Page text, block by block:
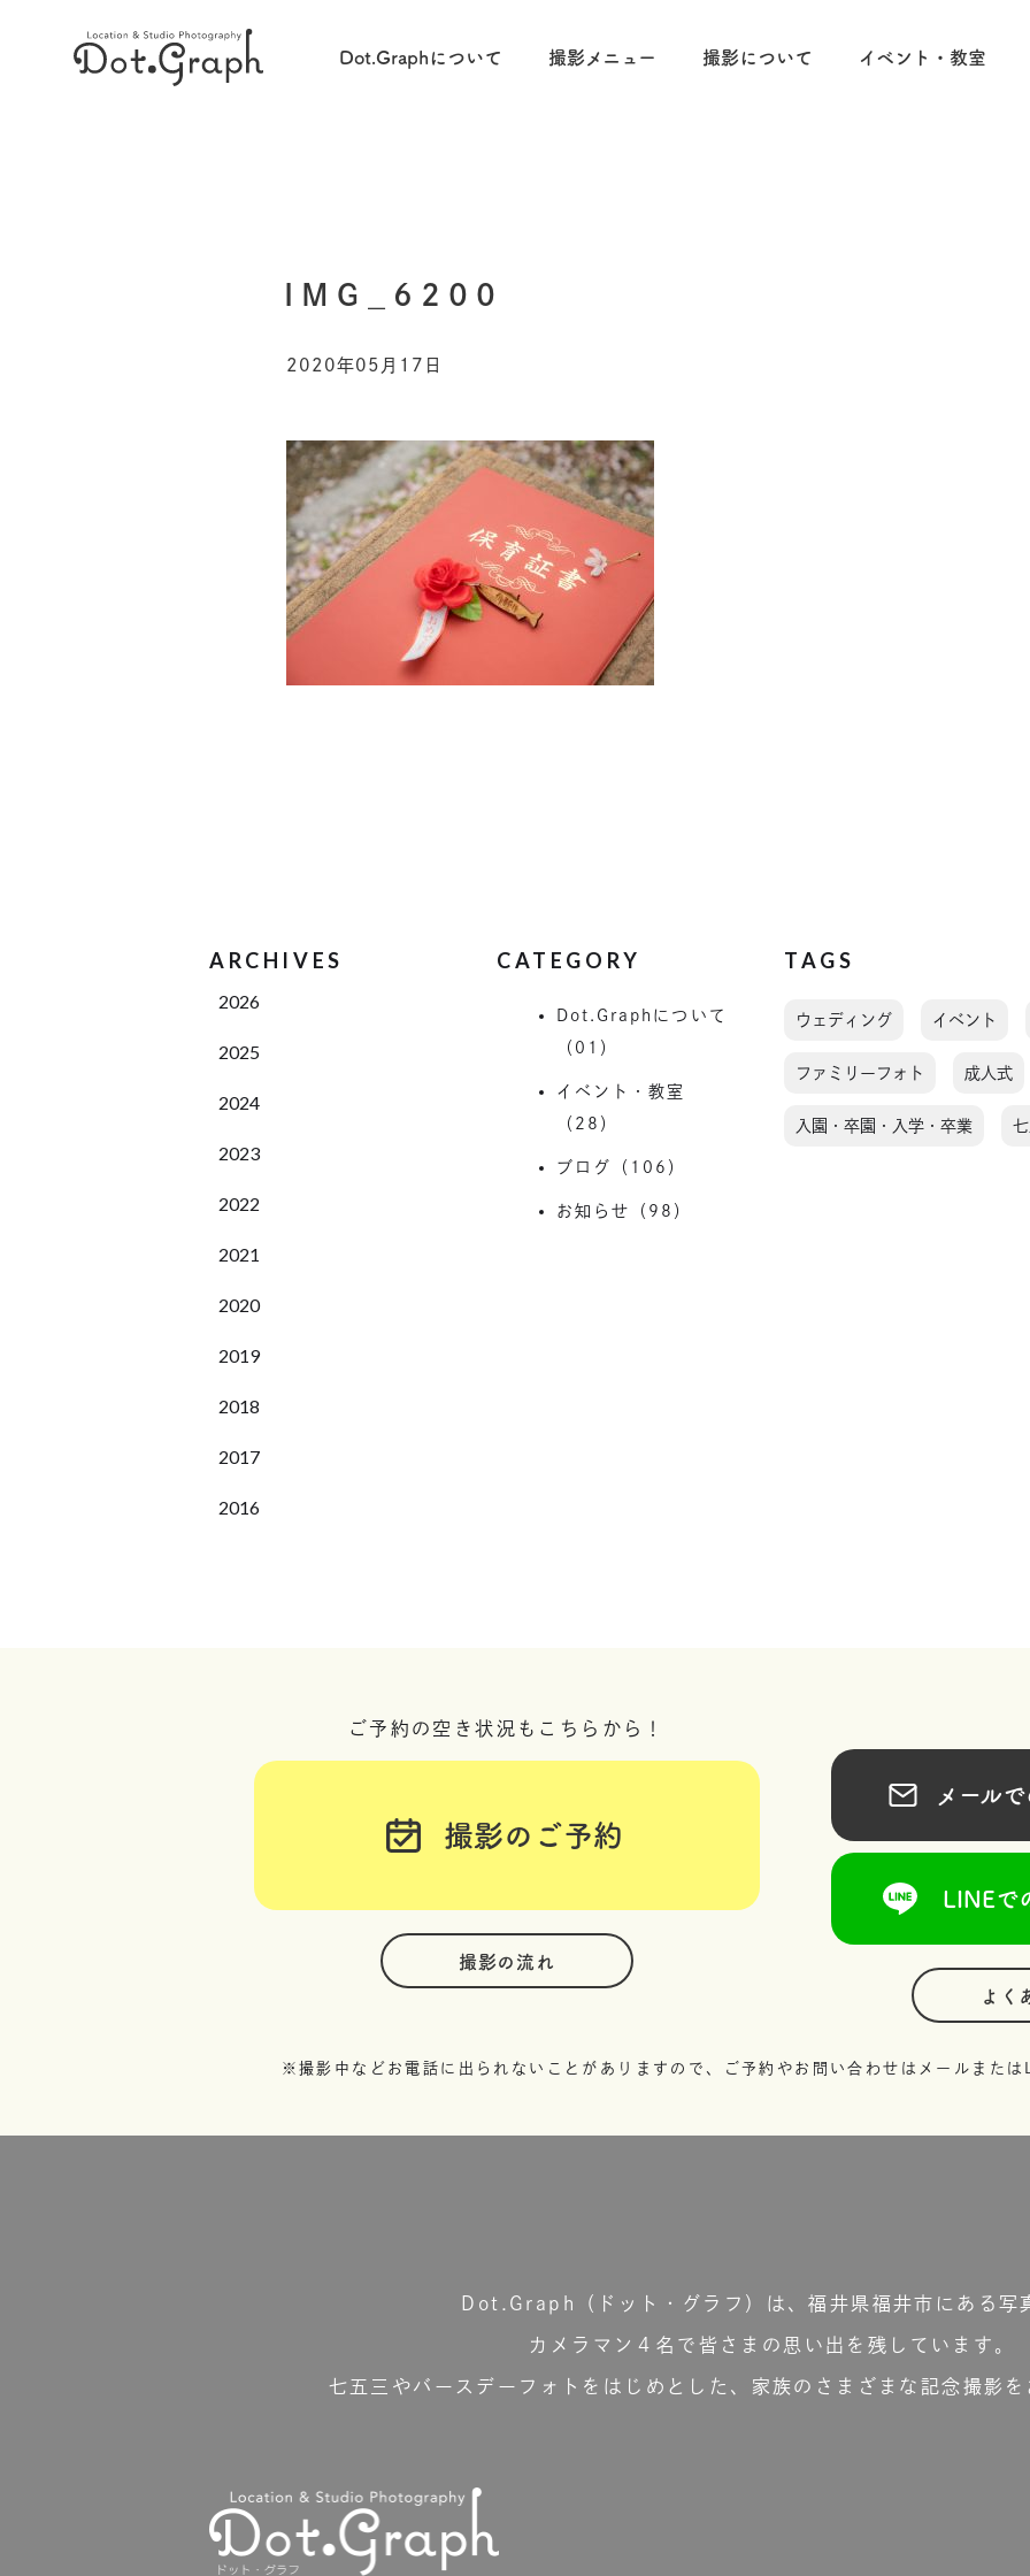
Dot.Graphについて 撮影メニュー 撮影について イベント・教室
IMG_6200
2020年05月17日
ARCHIVES
2026
2025
2024
2023
2022
2021
2020
2019
2018
2017
2016
CATEGORY
Dot.Graphについて
（01）
イベント・教室
（28）
ブログ（106）
お知らせ（98）
TAGS
ウェディング イベント
ファミリーフォト 成人式
入園・卒園・入学・卒業
ご予約の空き状況もこちらから！
撮影のご予約
撮影の流れ
メールで
LINEでの
よく
※撮影中などお電話に出られないことがありますので、ご予約やお問い合わせはメールまたは
Dot.Graph（ドット・グラフ）は、福井県福井市にある写
カメラマン４名で皆さまの思い出を残しています。
七五三やバースデーフォトをはじめとした、家族のさまざまな記念撮影を